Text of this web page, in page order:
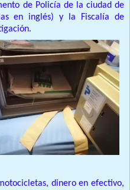
de Policía de la ciudad de
en inglés) y la Fiscalía de
dinero en efectivo,